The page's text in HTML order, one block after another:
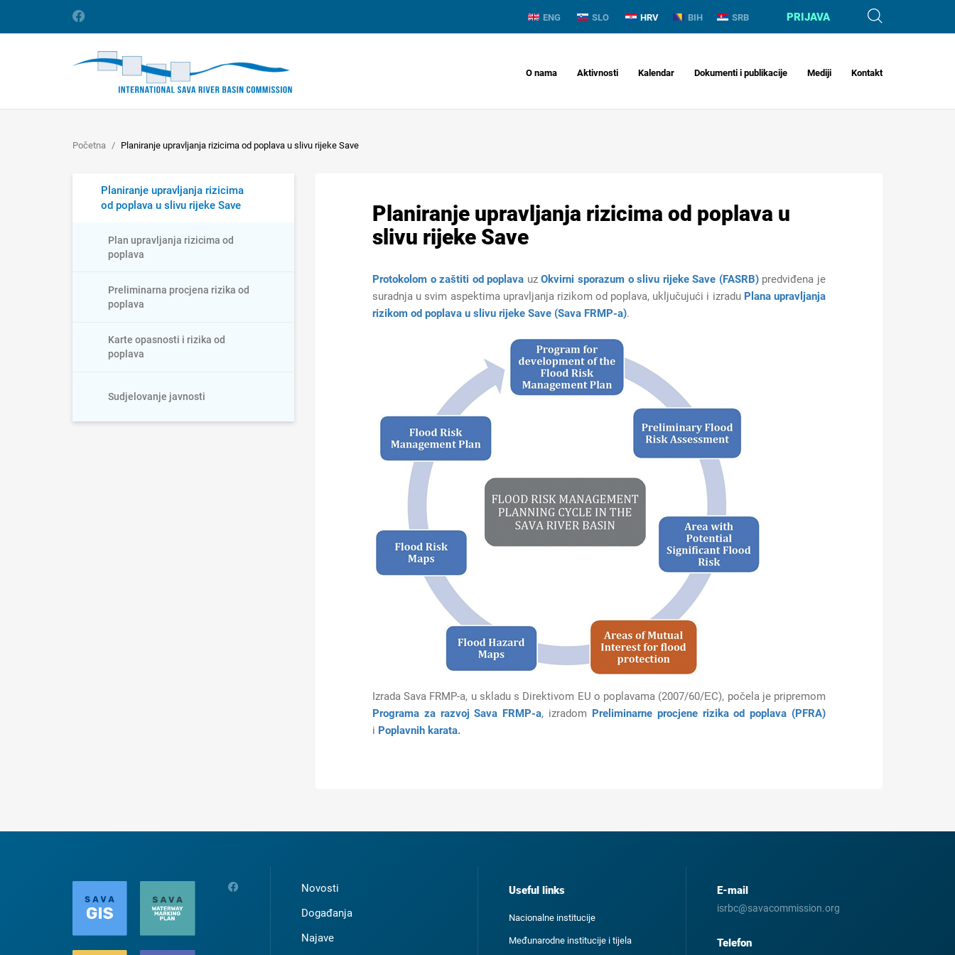
ENG SLO HRV BIH SRB PRIJAVA
O nama Aktivnosti Kalendar Dokumenti i publikacije Mediji Kontakt
Početna Planiranje upravljanja rizicima od poplava u slivu rijeke Save
Planiranje upravljanja rizicima
od poplava u slivu rijeke Save
Plan upravljanja rizicima od
poplava
Preliminarna procjena rizika od
poplava
Karte opasnosti i rizika od
poplava
Sudjelovanje javnosti
Planiranje upravljanja rizicima od poplava u
slivu rijeke Save
Protokolom o zaštiti od poplava uzOkvirni sporazum o slivu rijeke Save (FASRB)predviđena je
suradnja u svim aspektima upravljanja rizikom od poplava, uključujući i izradu Plana upravljanja
rizikom od poplava u slivu rijeke Save (Sava FRMP-a).
Izrada Sava FRMP-a, u skladu s Direktivom EU o poplavama (2007/60/ЕC), počela je pripremom
Programa za razvoj Sava FRMP-a, izradom Preliminarne procjene rizika od poplava (PFRA)
i Poplavnih karata.
Novosti
Događanja
Najave
Useful links
Nacionalne institucije
Međunarodne institucije i tijela
E-mail
isrbc@savacommission.org
Telefon